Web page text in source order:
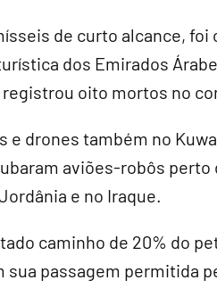
de curto alcance, foi
dos Emirados
registrou oito mortos no
drones também no
aviões-robôs perto
e no Iraque.
caminho de 20% do
passagem permitida